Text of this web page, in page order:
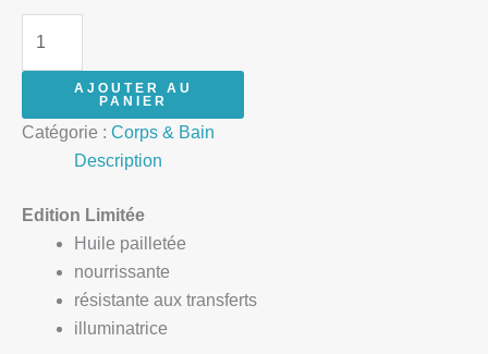
AJOUTER AU
PANIER
Catégorie : Corps & Bain
Description
Edition Limitée
Huile pailletée
nourrissante
résistante aux transferts
illuminatrice